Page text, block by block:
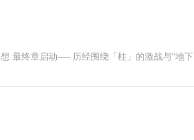
最终章启动── 历经围绕「柱」的激战与“地